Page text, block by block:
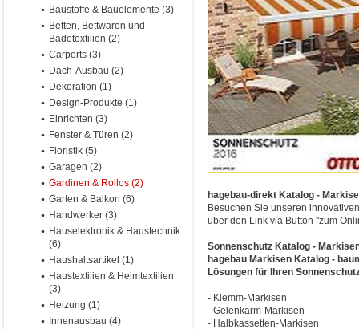
Baustoffe & Bauelemente (3)
Betten, Bettwaren und
Badetextilien (2)
Carports (3)
Dach-Ausbau (2)
Dekoration (1)
Design-Produkte (1)
Einrichten (3)
Fenster & Türen (2)
Floristik (5)
Garagen (2)
Gardinen & Rollos (2)
Garten & Balkon (6)
Handwerker (3)
Hauselektronik & Haustechnik
(6)
Haushaltsartikel (1)
Haustextilien & Heimtextilien
(3)
Heizung (1)
Innenausbau (4)
hagebau-direkt Katalog -
Besuchen Sie unseren
über den Link via Button "zum
Sonnenschutz Katalog -
hagebau Markisen Katalog -
Lösungen für Ihren
- Klemm-Markisen
- Gelenkarm-Markisen
- Halbkassetten-Markisen